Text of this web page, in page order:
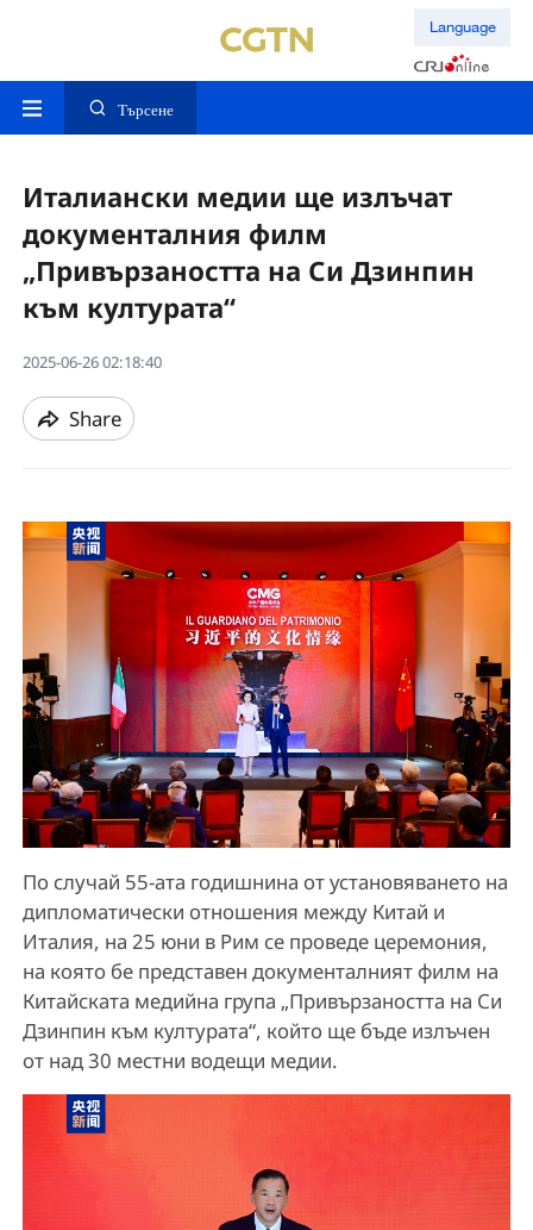
Language
Търсене
Италиански медии ще излъчат
документалния филм
„Привързаността на Си Дзинпин
към културата“
2025-06-26 02:18:40
Share
По случай 55-ата годишнина от установяването на
дипломатически отношения между Китай и
Италия, на 25 юни в Рим се проведе церемония,
на която бе представен документалният филм на
Китайската медийна група „Привързаността на Си
Дзинпин към културата“, който ще бъде излъчен
от над 30 местни водещи медии.